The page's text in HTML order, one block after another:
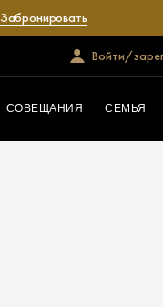
Забронировать
Войти/
СОВЕЩАНИЯ СЕМЬЯ